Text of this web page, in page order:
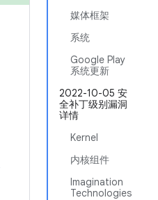
媒体框架
系统
Google Play
系统更新
2022-10-05 安
全补丁级别漏洞
详情
Kernel
内核组件
Imagination
Technologies